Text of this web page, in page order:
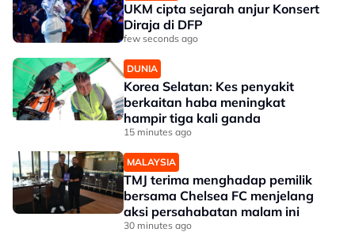
UKM cipta sejarah anjur Konsert
Diraja di DFP
few seconds ago
DUNIA
Korea Selatan: Kes penyakit
berkaitan haba meningkat
hampir tiga kali ganda
15 minutes ago
MALAYSIA
TMJ terima menghadap pemilik
bersama Chelsea FC menjelang
aksi persahabatan malam ini
30 minutes ago